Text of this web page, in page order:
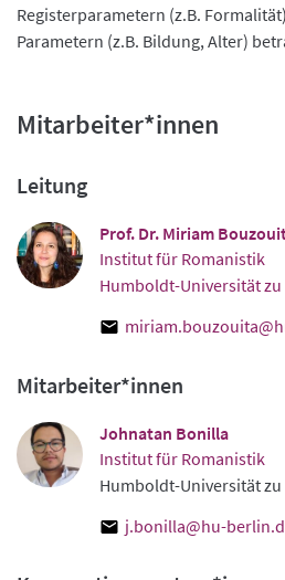
Registerparametern (z.B.
Parametern (z.B. Bildung, Alter)
Mitarbeiter*innen
Leitung
Prof. Dr. Miriam
Institut für Romanistik
Humboldt-Universität zu
Mitarbeiter*innen
Johnatan Bonilla
Institut für Romanistik
Humboldt-Universität zu
j.bonilla@hu-